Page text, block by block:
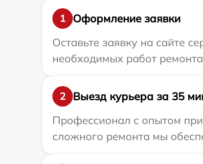
1
Оформление заявки
Оставьте заявку на сайте
необходимых работ
2
Выезд курьера за 35
Профессионал с опытом
сложного ремонта мы